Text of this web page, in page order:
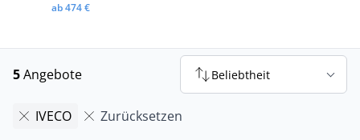
ab 474 €
5Angebote Beliebtheit
IVECO Zurücksetzen